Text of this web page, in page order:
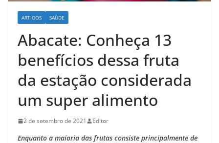
ARTIGOS SAÚDE
Abacate: Conheça 13
benefícios dessa fruta
da estação considerada
um super alimento
2 de setembro de 2021 Editor
Enquanto a maioria das frutas consiste principalmente de